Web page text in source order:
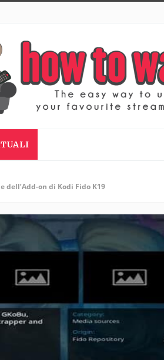
dell’Add-on di Kodi Fido K19